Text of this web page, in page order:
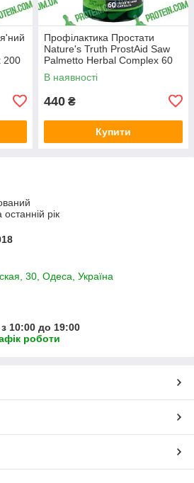
200
Профілактика Простати
Nature's Truth ProstAid Saw
Palmetto Herbal Complex 60
капс
В наявності
440 ₴
Купити
рік
30, Одеса, Україна
10:00 до 19:00
роботи